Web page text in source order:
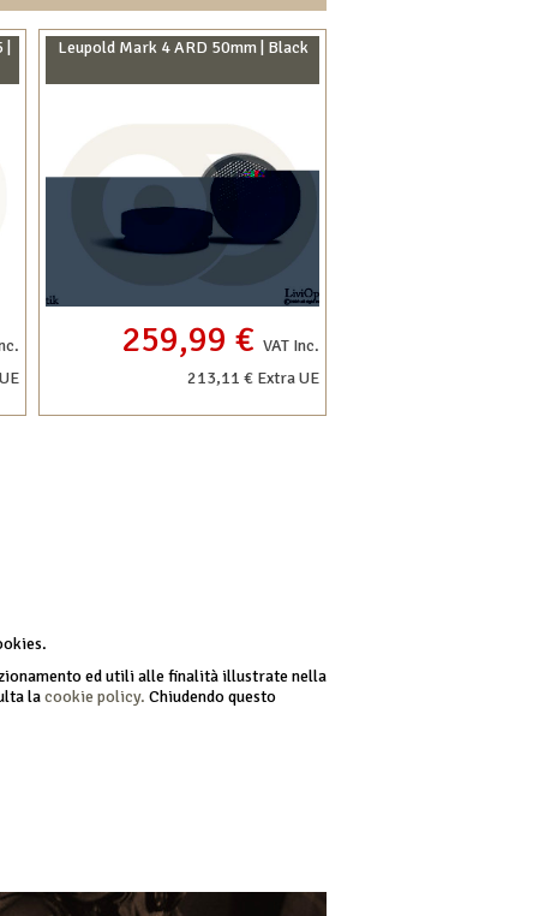
Leupold Mark 4 ARD 50mm | Black
259,99 € VAT Inc.
213,11 € Extra UE
ed utili alle finalità illustrate nella
lacookie policy. Chiudendo questo